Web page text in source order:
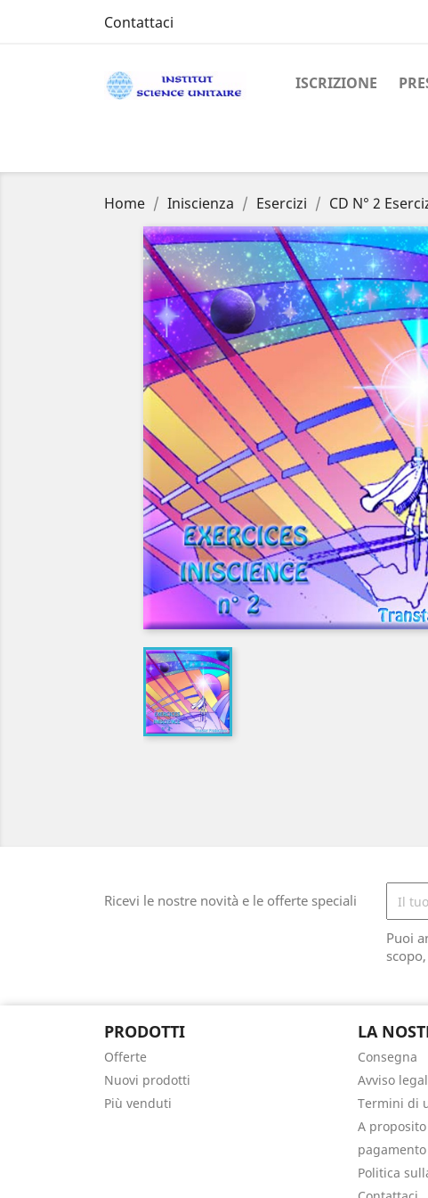
Contattaci
ISCRIZIONE
Home Iniscienza Esercizi CD N° 2
Ricevi le nostre novità e le offerte speciali
Puoi
PRODOTTI
Offerte
Nuovi prodotti
Più venduti
LA
Consegna
Avviso
Termini di
A
Politica